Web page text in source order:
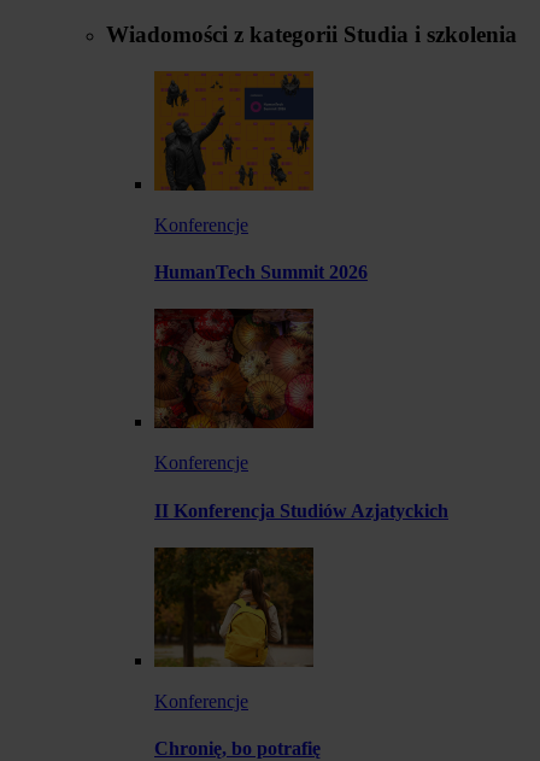
Wiadomości z kategorii Studia i szkolenia
Konferencje
HumanTech Summit 2026
Konferencje
II Konferencja Studiów Azjatyckich
Konferencje
Chronię, bo potrafię